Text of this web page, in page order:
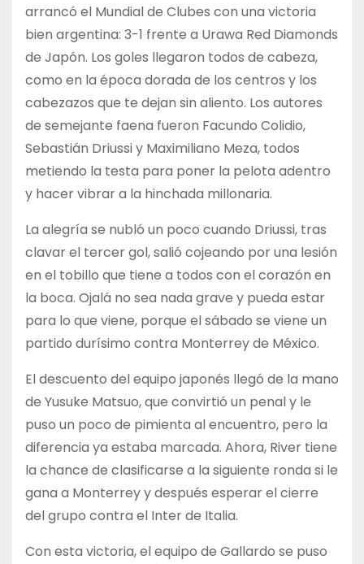
arrancó el Mundial de Clubes con una victoria
bien argentina: 3-1 frente a Urawa Red Diamonds
de Japón. Los goles llegaron todos de cabeza,
como en la época dorada de los centros y los
cabezazos que te dejan sin aliento. Los autores
de semejante faena fueron Facundo Colidio,
Sebastián Driussi y Maximiliano Meza, todos
metiendo la testa para poner la pelota adentro
y hacer vibrar a la hinchada millonaria.
La alegría se nubló un poco cuando Driussi, tras
clavar el tercer gol, salió cojeando por una lesión
en el tobillo que tiene a todos con el corazón en
la boca. Ojalá no sea nada grave y pueda estar
para lo que viene, porque el sábado se viene un
partido durísimo contra Monterrey de México.
El descuento del equipo japonés llegó de la mano
de Yusuke Matsuo, que convirtió un penal y le
puso un poco de pimienta al encuentro, pero la
diferencia ya estaba marcada. Ahora, River tiene
la chance de clasificarse a la siguiente ronda si le
gana a Monterrey y después esperar el cierre
del grupo contra el Inter de Italia.
Con esta victoria, el equipo de Gallardo se puso